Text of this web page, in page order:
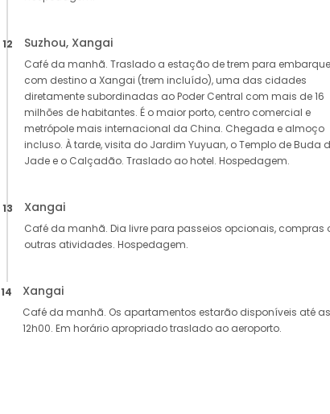
12 Suzhou, Xangai
Café da manhã. Traslado a estação de trem para embarque
com destino a Xangai (trem incluído), uma das cidades
diretamente subordinadas ao Poder Central com mais de 16
milhões de habitantes. É o maior porto, centro comercial e
metrópole mais internacional da China. Chegada e almoço
incluso. À tarde, visita do Jardim Yuyuan, o Templo de Buda
Jade e o Calçadão. Traslado ao hotel. Hospedagem.
13 Xangai
Café da manhã. Dia livre para passeios opcionais, compras
outras atividades. Hospedagem.
14 Xangai
Café da manhã. Os apartamentos estarão disponíveis até as
12h00. Em horário apropriado traslado ao aeroporto.